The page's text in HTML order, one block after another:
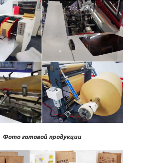
Фото готовой продукции